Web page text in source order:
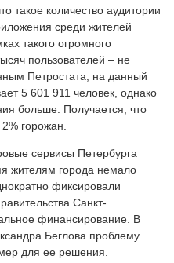
такое количество аудитории
среди жителей
такого огромного
пользователей – не
Петростата, на данный
5 601 911 человек, однако
больше. Получается, что
горожан.
сервисы Петербурга
жителям города немало
фиксировали
Санкт-
финансирование. В
Беглова проблему
для ее решения.